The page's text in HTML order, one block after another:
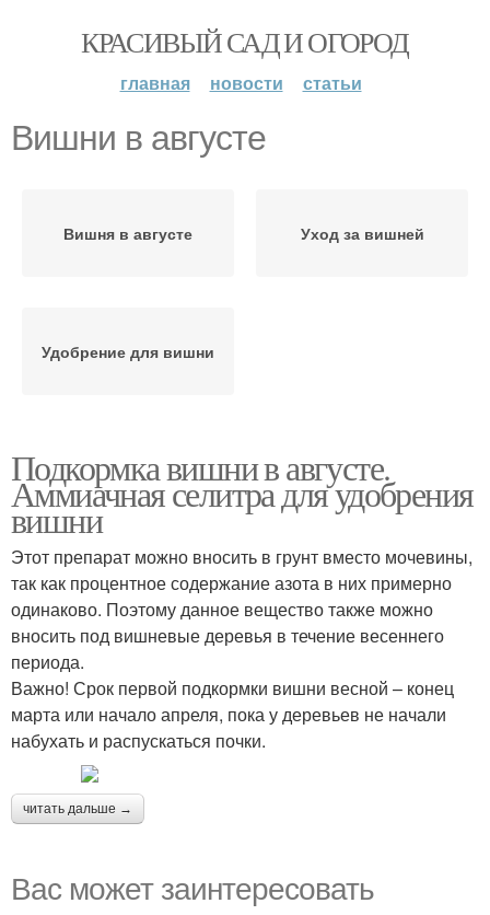
КРАСИВЫЙ САД И ОГОРОД
главная новости статьи
Вишни в августе
Вишня в августе Уход за вишней
Удобрение для вишни
Подкормка вишни в августе.
Аммиачная селитра для удобрения
вишни
Этот препарат можно вносить в грунт вместо мочевины,
так как процентное содержание азота в них примерно
одинаково. Поэтому данное вещество также можно
вносить под вишневые деревья в течение весеннего
периода.
Важно! Срок первой подкормки вишни весной – конец
марта или начало апреля, пока у деревьев не начали
набухать и распускаться почки.
читать дальше →
Вас может заинтересовать